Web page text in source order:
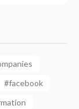
#facebook